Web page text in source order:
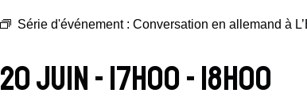
Série d'événement : Conversation en allemand à
20 Juin - 17h00-18h00